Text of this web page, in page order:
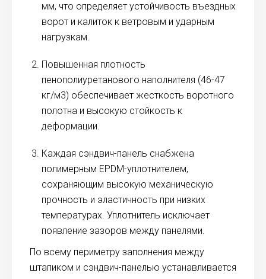
мм, что определяет устойчивость въездных
ворот и калиток к ветровым и ударным
нагрузкам.
Повышенная плотность
пенополиуретанового наполнителя (46-47
кг/м3) обеспечивает жесткость воротного
полотна и высокую стойкость к
деформации.
Каждая сэндвич-панель снабжена
полимерным EPDM-уплотнителем,
сохраняющим высокую механическую
прочность и эластичность при низких
температурах. Уплотнитель исключает
появление зазоров между панелями.
По всему периметру заполнения между
штапиком и сэндвич-панелью устанавливается